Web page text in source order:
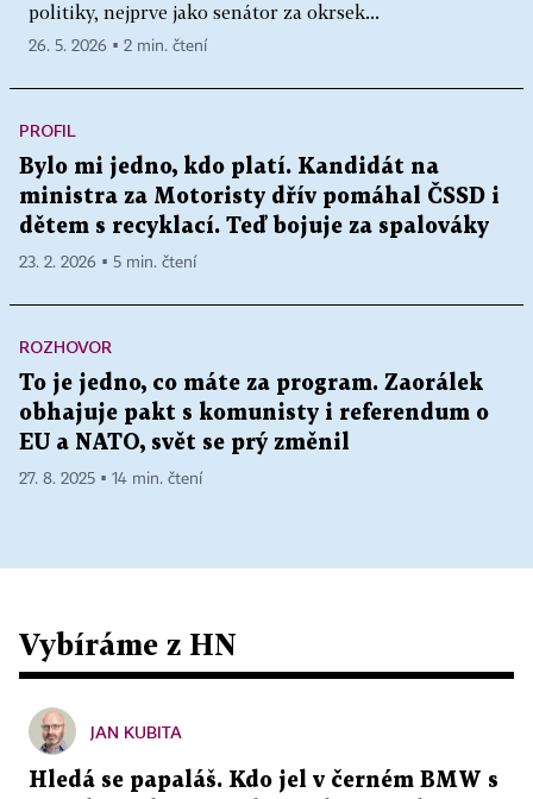
politiky, nejprve jako senátor za okrsek...
26. 5. 2026 ▪ 2 min. čtení
PROFIL
Bylo mi jedno, kdo platí. Kandidát na
ministra za Motoristy dřív pomáhal ČSSD i
dětem s recyklací. Teď bojuje za spalováky
23. 2. 2026 ▪ 5 min. čtení
ROZHOVOR
To je jedno, co máte za program. Zaorálek
obhajuje pakt s komunisty i referendum o
EU a NATO, svět se prý změnil
27. 8. 2025 ▪ 14 min. čtení
Vybíráme z HN
JAN KUBITA
Hledá se papaláš. Kdo jel v černém BMW s